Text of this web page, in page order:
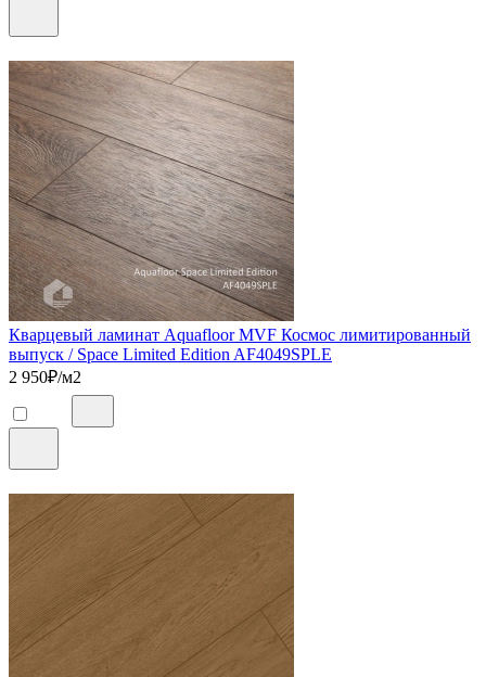
Кварцевый ламинат Aquafloor MVF Космос лимитированный
выпуск / Space Limited Edition AF4049SPLE
2 950₽/м2